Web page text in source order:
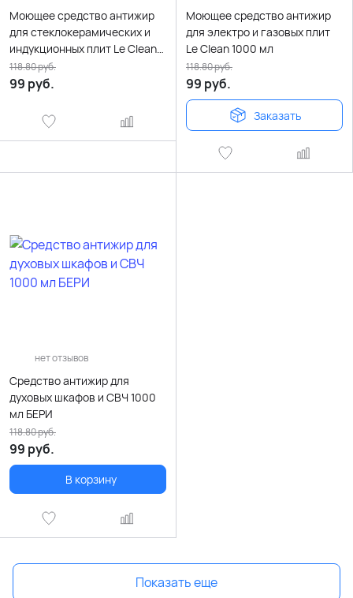
Моющее средство антижир
для стеклокерамических и
индукционных плит Le Clean
1000 мл
99 руб.
118.80руб.
Моющее средство антижир
для электро и газовых плит
Le Clean 1000 мл
99 руб.
118.80руб.
Заказать
нет отзывов
Средство антижир для
духовых шкафов и СВЧ 1000
мл БЕРИ
99 руб.
118.80руб.
В корзину
Показать еще